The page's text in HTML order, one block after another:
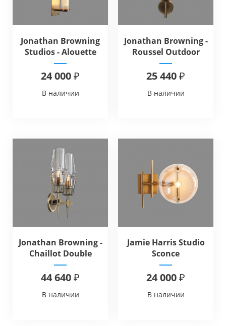
Jonathan Browning
Studios - Alouette
Linear Sconce
24 000 ₽
В наличии
Jonathan Browning -
Roussel Outdoor
Sconce
25 440 ₽
В наличии
Jonathan Browning -
Chaillot Double
Sconce
44 640 ₽
В наличии
Jamie Harris Studio
Sconce
24 000 ₽
В наличии